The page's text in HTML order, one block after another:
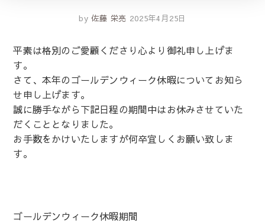
by 佐藤 栄亮 2025年4月25日
平素は格別のご愛顧くださり心より御礼申し上げま
す。
さて、本年のゴールデンウィーク休暇についてお知ら
せ申し上げます。
誠に勝手ながら下記日程の期間中はお休みさせていた
だくこととなりました。
お手数をかけいたしますが何卒宜しくお願い致しま
す。
ゴールデンウィーク休暇期間